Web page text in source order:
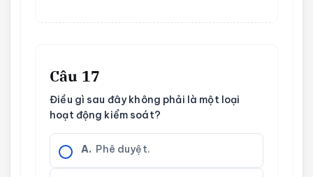
Câu 17
Điều gì sau đây không phải là một loại
hoạt động kiểm soát?
A. Phê duyệt.